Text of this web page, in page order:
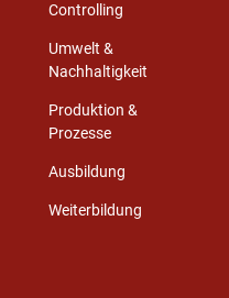
Controlling
Umwelt &
Nachhaltigkeit
Produktion &
Prozesse
Ausbildung
Weiterbildung